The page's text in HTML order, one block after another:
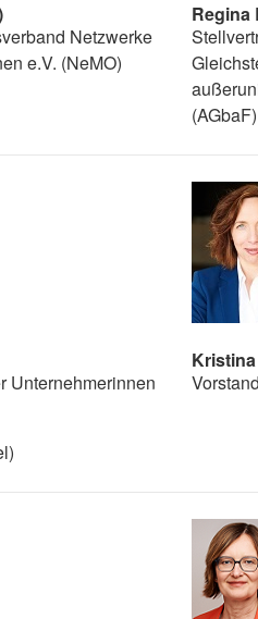
Netzwerke
e.V. (NeMO)
Regina
(AGbaF)
Unternehmerinnen